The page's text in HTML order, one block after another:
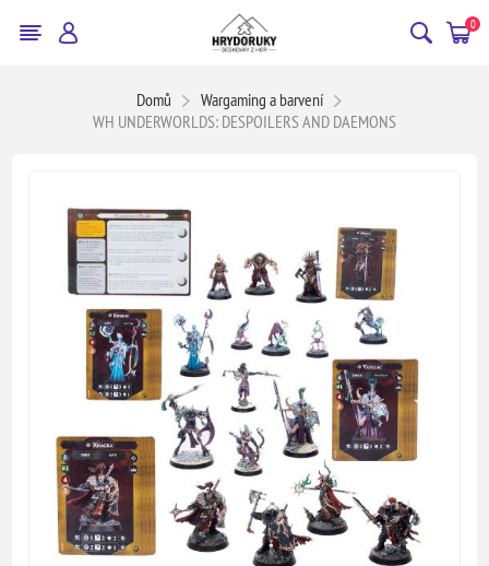
0
Domů
Wargaming a barvení
WH UNDERWORLDS: DESPOILERS AND DAEMONS